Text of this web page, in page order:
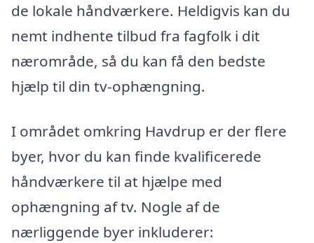
de lokale håndværkere. Heldigvis kan du
nemt indhente tilbud fra fagfolk i dit
nærområde, så du kan få den bedste
hjælp til din tv-ophængning.
I området omkring Havdrup er der flere
byer, hvor du kan finde kvalificerede
håndværkere til at hjælpe med
ophængning af tv. Nogle af de
nærliggende byer inkluderer: